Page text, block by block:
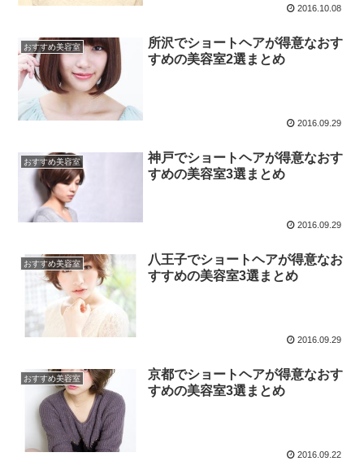
2016.10.08
おすすめ美容室
所沢でショートヘアが得意なおす
すめの美容室2選まとめ
2016.09.29
おすすめ美容室
神戸でショートヘアが得意なおす
すめの美容室3選まとめ
2016.09.29
おすすめ美容室
八王子でショートヘアが得意なお
すすめの美容室3選まとめ
2016.09.29
おすすめ美容室
京都でショートヘアが得意なおす
すめの美容室3選まとめ
2016.09.22